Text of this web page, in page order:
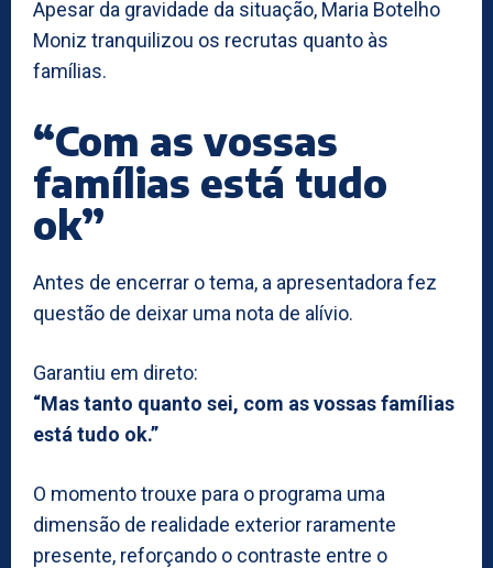
Apesar da gravidade da situação, Maria Botelho
Moniz tranquilizou os recrutas quanto às
famílias.
“Com as vossas
famílias está tudo
ok”
Antes de encerrar o tema, a apresentadora fez
questão de deixar uma nota de alívio.
Garantiu em direto:
“Mas tanto quanto sei, com as vossas famílias
está tudo ok.”
O momento trouxe para o programa uma
dimensão de realidade exterior raramente
presente, reforçando o contraste entre o